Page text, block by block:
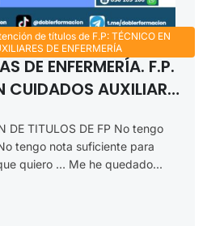
de títulos de F.P: TÉCNICO EN
DE ENFERMERÍA
DE ENFERMERÍA. F.P.
CUIDADOS AUXILIARES
DE TITULOS DE FP No tengo
tengo nota suficiente para
quiero … Me he quedado...